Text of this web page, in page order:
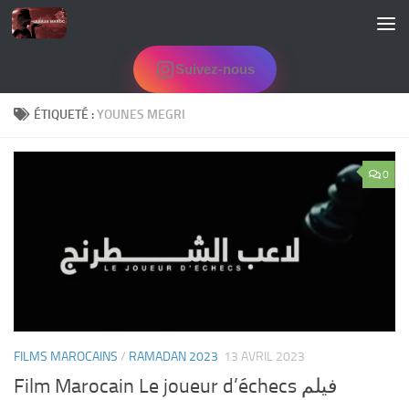
Skip to content
Suivez-nous
ÉTIQUETÉ :YOUNES MEGRI
0
FILMS MAROCAINS / RAMADAN 2023 13 AVRIL 2023
Film Marocain Le joueur d’échecs فيلم